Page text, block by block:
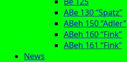
ABe 130 “Spatz”
ABeh 150 “Adler”
ABeh 160 “Fink”
ABeh 161 “Fink”
News